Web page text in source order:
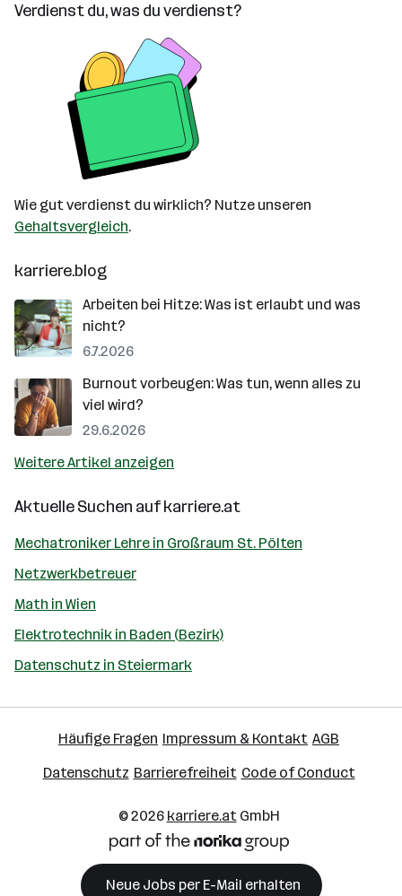
Verdienst du, was du verdienst?
Wie gut verdienst du wirklich? Nutze unseren
Gehaltsvergleich.
karriere.blog
Arbeiten bei Hitze: Was ist erlaubt und was
nicht?
6.7.2026
Burnout vorbeugen: Was tun, wenn alles zu
viel wird?
29.6.2026
Weitere Artikel anzeigen
Aktuelle Suchen aufkarriere.at
Mechatroniker Lehre in Großraum St. Pölten
Netzwerkbetreuer
Math in Wien
Elektrotechnik in Baden (Bezirk)
Datenschutz in Steiermark
Häufige Fragen Impressum & Kontakt AGB
Datenschutz Barrierefreiheit Code of Conduct
© 2026 karriere.atGmbH
Neue Jobs per E-Mail erhalten